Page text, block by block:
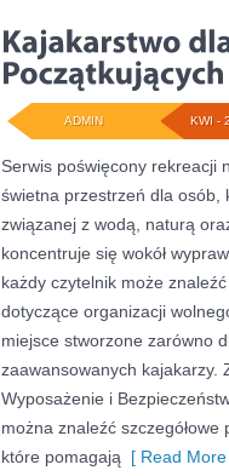
KWI -
ADMIN
Serwis poświęcony rekreacji
świetna przestrzeń dla osób,
związanej z wodą, naturą
koncentruje się wokół
każdy czytelnik może
dotyczące organizacji
miejsce stworzone zarówno
zaawansowanych kajakarzy.
Wyposażenie i
można znaleźć
które pomagają [ Read